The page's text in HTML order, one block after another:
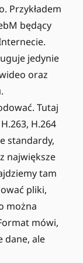
Przykładem
będący
jedynie
oraz
Tutaj
H.264
standardy,
największe
tam
pliki,
można
mówi,
dane, ale